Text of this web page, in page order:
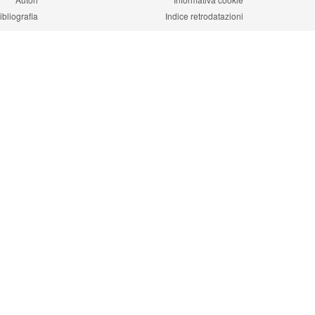
Indice retrodatazioni